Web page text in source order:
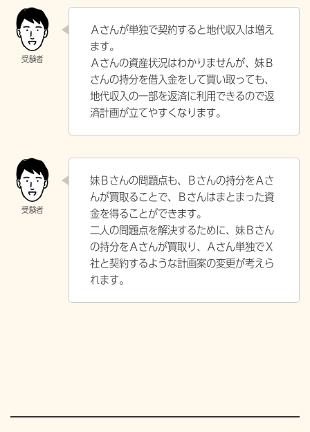
Ａさんが単独で契約すると地代収入は増え
ます。
Ａさんの資産状況はわかりませんが、妹Ｂ
さんの持分を借入金をして買い取っても、
地代収入の一部を返済に利用できるので返
済計画が立てやすくなります。
妹Ｂさんの問題点も、Ｂさんの持分をＡさ
んが買取ることで、Ｂさんはまとまった資
金を得ることができます。
二人の問題点を解決するために、妹Ｂさん
の持分をＡさんが買取り、Ａさん単独でＸ
社と契約するような計画案の変更が考えら
れます。